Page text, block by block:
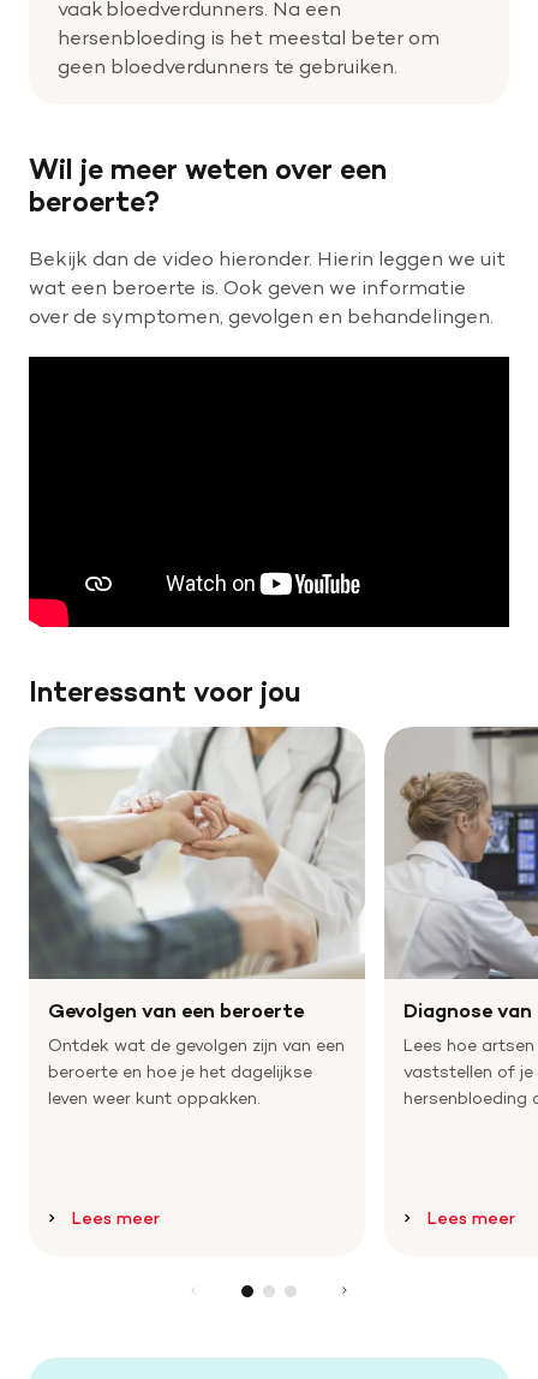
vaak bloedverdunners. Na een
hersenbloeding is het meestal beter om
geen bloedverdunners te gebruiken.
Wil je meer weten over een
beroerte?
Bekijk dan de video hieronder. Hierin leggen we uit
wat een beroerte is. Ook geven we informatie
over de symptomen, gevolgen en behandelingen.
Interessant voor jou
Gevolgen van een beroerte
Ontdek wat de gevolgen zijn van een
beroerte en hoe je het dagelijkse
leven weer kunt oppakken.
Lees meer
Diagnose
Lees hoe
vaststellen of je
hersenbloeding
Lees meer